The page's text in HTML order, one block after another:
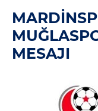
MESAJI
Teşkilat Şeması
Planlar ve Raporlar